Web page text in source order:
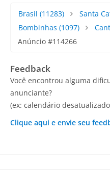
Brasil (11283) Santa
Bombinhas (1097)
Anúncio #114266
Feedback
Você encontrou alguma
anunciante?
(ex: calendário
Clique aqui e envie seu